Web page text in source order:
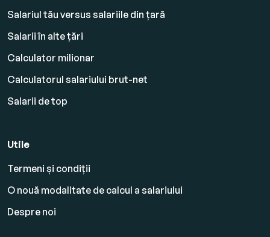
Salariul tău versus salariile din țară
Salarii în alte țări
Calculator milionar
Calculatorul salariului brut-net
Salarii de top
Utile
Termeni și condiții
O nouă modalitate de calcul a salariului
Despre noi